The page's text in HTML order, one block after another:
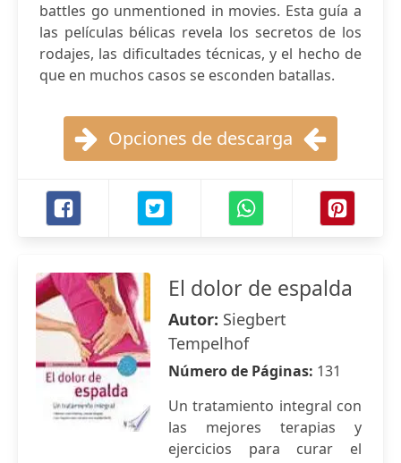
battles go unmentioned in movies. Esta guía a
las películas bélicas revela los secretos de los
rodajes, las dificultades técnicas, y el hecho de
que en muchos casos se esconden batallas.
Opciones de descarga
El dolor de espalda
Autor: Siegbert
Tempelhof
Número de Páginas: 131
Un tratamiento integral con
las mejores terapias y
ejercicios para curar el